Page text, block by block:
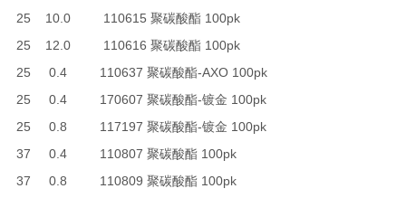
25 10.0 110615 聚碳酸酯 100pk
25 12.0 110616 聚碳酸酯 100pk
25 0.4 110637 聚碳酸酯-AXO 100pk
25 0.4 170607 聚碳酸酯-镀金 100pk
25 0.8 117197 聚碳酸酯-镀金 100pk
37 0.4 110807 聚碳酸酯 100pk
37 0.8 110809 聚碳酸酯 100pk